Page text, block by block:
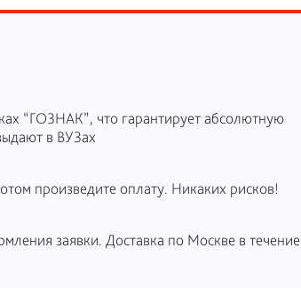
“ГОЗНАК”, что гарантирует абсолютную
в ВУЗах
произведите оплату. Никаких рисков!
заявки. Доставка по Москве в течение